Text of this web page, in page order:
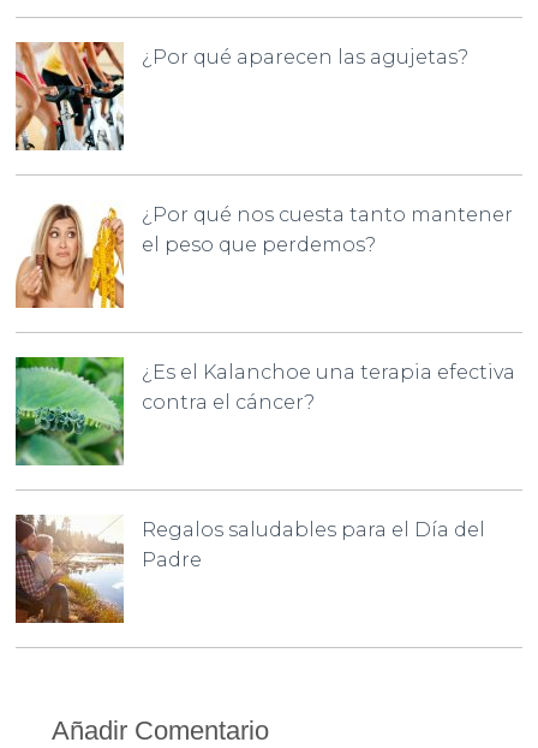
¿Por qué aparecen las agujetas?
¿Por qué nos cuesta tanto mantener
el peso que perdemos?
¿Es el Kalanchoe una terapia efectiva
contra el cáncer?
Regalos saludables para el Día del
Padre
Añadir Comentario